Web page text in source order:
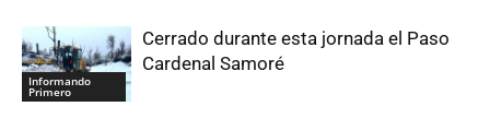
Informando
Primero
Cerrado durante esta jornada el Paso
Cardenal Samoré